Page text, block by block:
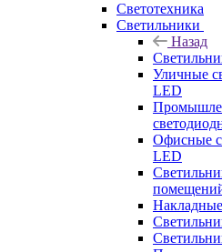
Светотехника
Светильники
Назад
Уличные
LED
Офисные
LED